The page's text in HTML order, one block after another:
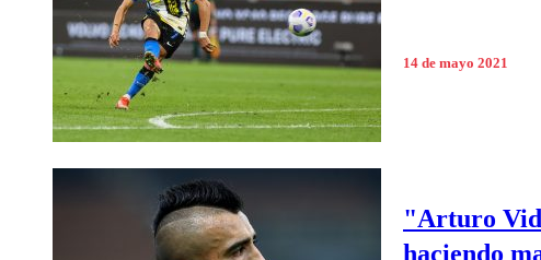
14 de mayo 2021
"Arturo
haciendo